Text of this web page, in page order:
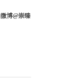
博@崇臻